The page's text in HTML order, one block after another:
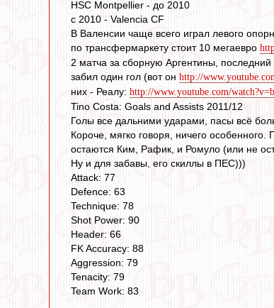
HSC Montpellier - до 2010
с 2010 - Valencia CF
В Валенсии чаще всего играл левого
по трансфермаркету стоит 10 мегаевро
2 матча за сборную Аргентины,
забил один гол (вот он http://
них - Реалу: http://www.youtube.com/
Tino Costa: Goals and Assists 2011/12
Голы все дальними ударами, пасы всё
Короче, мягко говоря, ничего
остаются Ким, Рафик, и Ромуло (или не
Ну и для забавы, его скиллы в ПЕС)))
Attack: 77
Defence: 63
Technique: 78
Shot Power: 90
Header: 66
FK Accuracy: 88
Aggression: 79
Tenacity: 79
Team Work: 83